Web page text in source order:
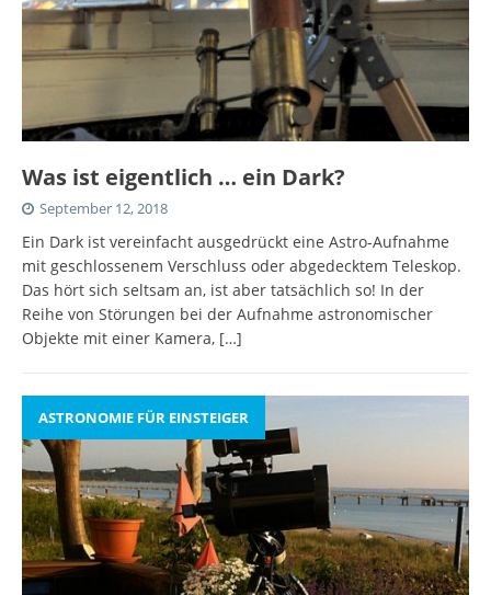
Was ist eigentlich … ein Dark?
September 12, 2018
Ein Dark ist vereinfacht ausgedrückt eine Astro-Aufnahme
mit geschlossenem Verschluss oder abgedecktem Teleskop.
Das hört sich seltsam an, ist aber tatsächlich so! In der
Reihe von Störungen bei der Aufnahme astronomischer
Objekte mit einer Kamera, […]
ASTRONOMIE FÜR EINSTEIGER